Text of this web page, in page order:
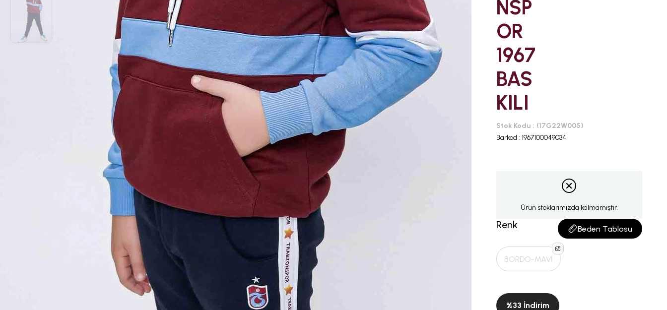
NSP
OR
1967
BAS
KILI
Stok Kodu
(17G22W005)
Barkod : 1967100049034
Ürün stoklarımızda kalmamıştır.
Renk Beden Tablosu
BORDO-MAVİ
%33 İndirim